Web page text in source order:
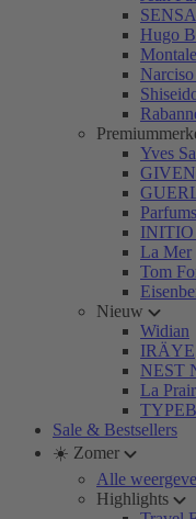
Hugo
Montale
Yves
INITIO
La Mer
Tom
Nieuw
Widian
IRÄYE
NEST
La
Sale & Bestsellers
☀️ Zomer
Alle
Highlights